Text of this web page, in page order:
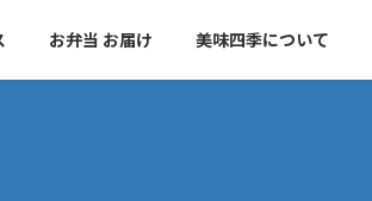
お弁当 お届け 美味四季について